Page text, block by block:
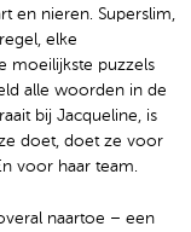
en nieren. Superslim,
elke
moeilijkste puzzels
alle woorden in de
bij Jacqueline, is
doet, doet ze voor
voor haar team.
naartoe – een